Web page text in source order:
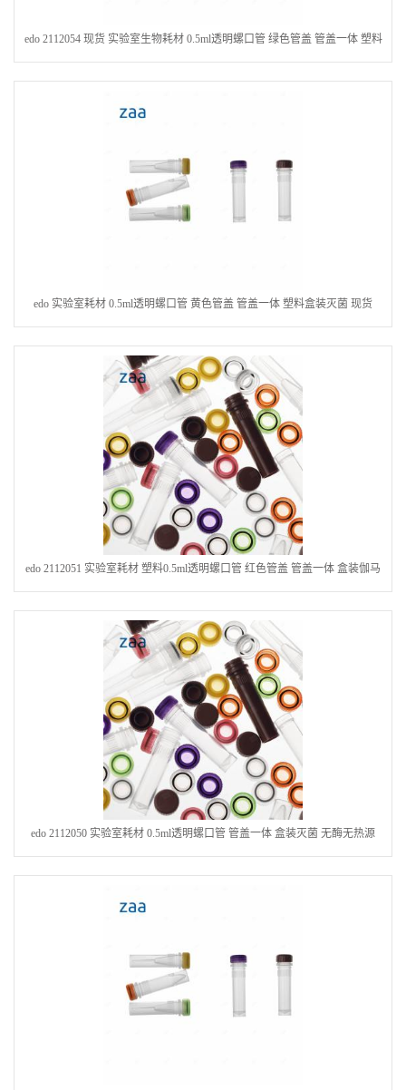
edo 2112054 现货 实验室生物耗材 0.5ml透明螺口管 绿色管盖 管盖一体 塑料
盒装灭菌
edo 实验室耗材 0.5ml透明螺口管 黄色管盖 管盖一体 塑料盒装灭菌 现货
edo 2112051 实验室耗材 塑料0.5ml透明螺口管 红色管盖 管盖一体 盒装伽马
射线灭菌
edo 2112050 实验室耗材 0.5ml透明螺口管 管盖一体 盒装灭菌 无酶无热源